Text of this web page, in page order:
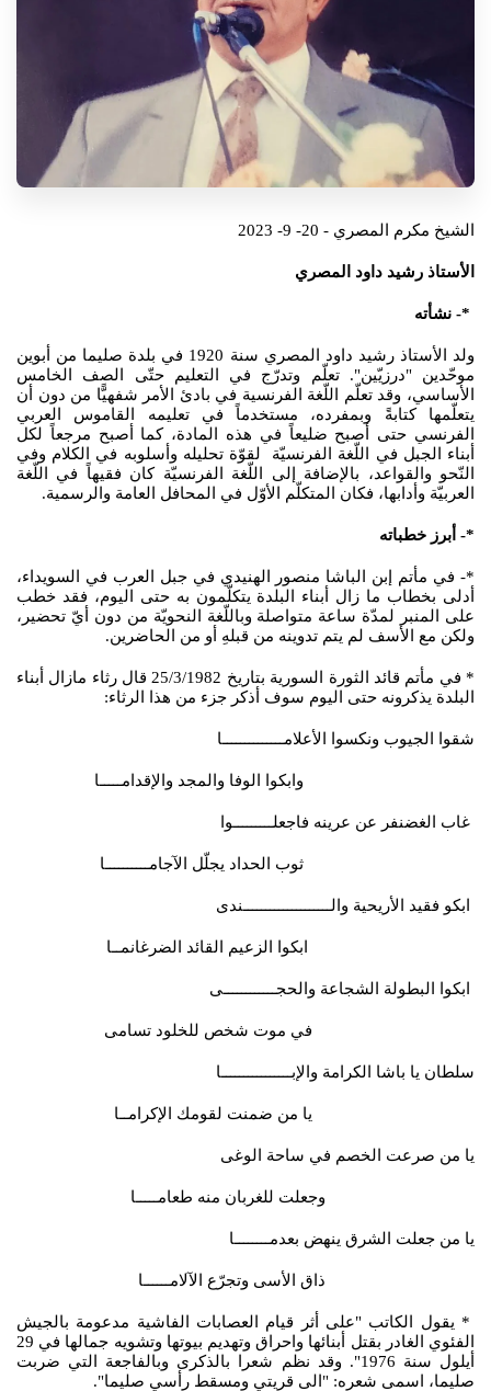
الشيخ مكرم المصري - 20- 9- 2023
الأستاذ رشيد داود المصري
*- نشأته
ولد الأستاذ رشيد داود المصري سنة 1920 في بلدة صليما من أبوين
موحّدين "درزيّين". تعلّم وتدرّج في التعليم حتّى الصف الخامس
الأساسي، وقد تعلّم اللّغة الفرنسية في بادئ الأمر شفهيًّا من دون أن
يتعلّمها كتابةً وبمفرده، مستخدماً في تعليمه القاموس العربي
الفرنسي حتى أصبح ضليعاً في هذه المادة، كما أصبح مرجعاً لكل
أبناء الجبل في اللّغة الفرنسيّة لقوّة تحليله وأسلوبه في الكلام وفي
النّحو والقواعد، بالإضافة إلى اللّغة الفرنسيّة كان فقيهاً في اللّغة
العربيّة وأدابها، فكان المتكلّم الأوّل في المحافل العامة والرسمية.
*- أبرز خطباته
*- في مأتم إبن الباشا منصور الهنيدي في جبل العرب في السويداء،
أدلى بخطاب ما زال أبناء البلدة يتكلّمون به حتى اليوم، فقد خطب
على المنبر لمدّة ساعة متواصلة وباللّغة النحويّة من دون أيّ تحضير،
ولكن مع الأسف لم يتم تدوينه من قبلهِ أو من الحاضرين.
* في مأتم قائد الثورة السورية بتاريخ 25/3/1982 قال رثاء مازال أبناء
البلدة يذكرونه حتى اليوم سوف أذكر جزء من هذا الرثاء:
شقوا الجيوب ونكسوا الأعلامــــــــــــــا
وابكوا الوفا والمجد والإقدامـــــا
غاب الغضنفر عن عرينه فاجعلـــــــــوا
ثوب الحداد يجلّل الآجامــــــــــا
ابكو فقيد الأريحية والــــــــــــــــــــندى
ابكوا الزعيم القائد الضرغانمــا
ابكوا البطولة الشجاعة والحجــــــــــــى
في موت شخص للخلود تسامى
سلطان يا باشا الكرامة والإبــــــــــــــــا
يا من ضمنت لقومك الإكرامــا
يا من صرعت الخصم في ساحة الوغى
وجعلت للغربان منه طعامـــــا
يا من جعلت الشرق ينهض بعدمــــــــا
ذاق الأسى وتجرّع الآلامــــــا
* يقول الكاتب "على أثر قيام العصابات الفاشية مدعومة بالجيش
الفئوي الغادر بقتل أبنائها واحراق وتهديم بيوتها وتشويه جمالها في 29
أيلول سنة 1976". وقد نظم شعرا بالذكرى وبالفاجعة التي ضربت
صليما، اسمى شعره: "الى قريتي ومسقط رأسي صليما".